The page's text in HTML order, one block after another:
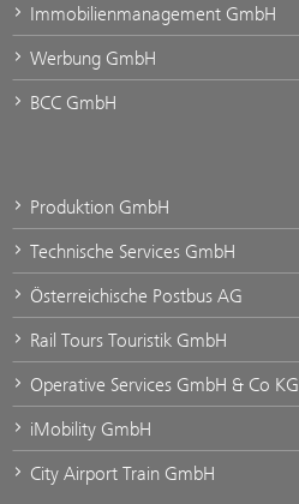
Immobilienmanagement GmbH
Werbung GmbH
BCC GmbH
Produktion GmbH
Technische Services GmbH
Österreichische Postbus AG
Rail Tours Touristik GmbH
Operative Services GmbH & Co KG
iMobility GmbH
City Airport Train GmbH